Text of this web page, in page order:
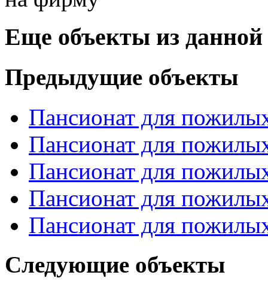
Еще объекты из данной
Предыдущие объекты
Пансионат для
Пансионат для
Пансионат для
Пансионат для
Пансионат для
Следующие объекты